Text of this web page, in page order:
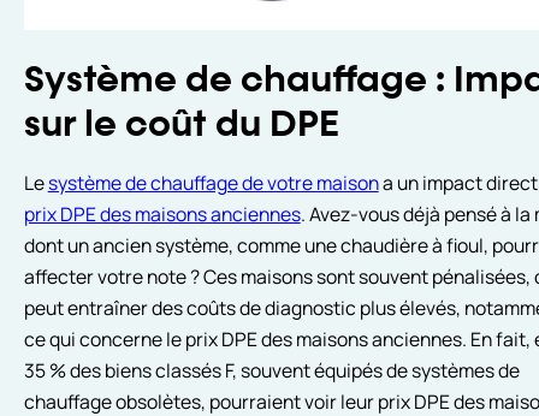
Système de chauffage :
sur le coût du DPE
Lesystème de chauffage de votre maisona un impact
prix DPE des maisons anciennes. Avez-vous déjà pensé à la
dont un ancien système, comme une chaudière à fioul,
affecter votre note ? Ces maisons sont souvent pénalisées,
peut entraîner des coûts de diagnostic plus élevés,
ce qui concerne le prix DPE des maisons anciennes. En fait,
35 % des biens classés F, souvent équipés de systèmes de
chauffage obsolètes, pourraient voir leur prix DPE des